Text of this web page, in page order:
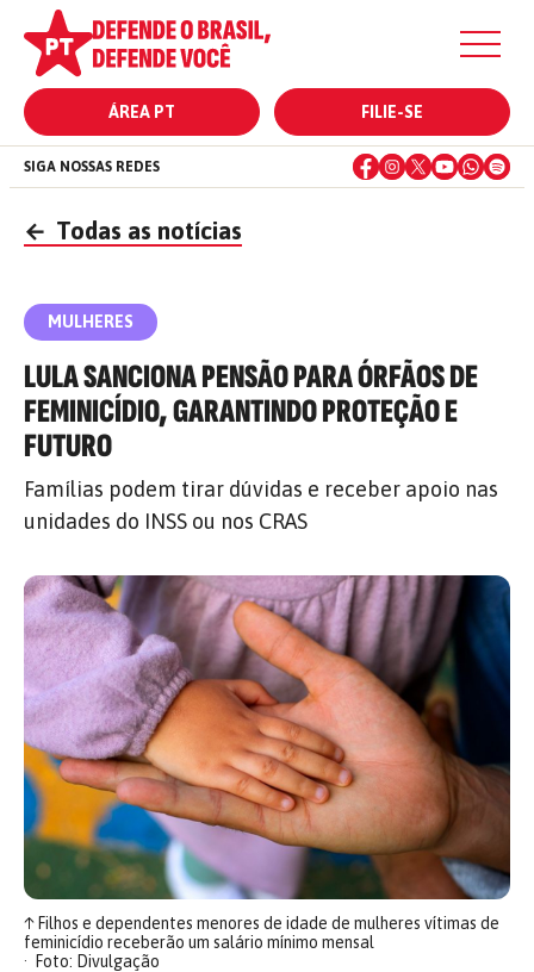
ÁREA PT FILIE-SE
SIGA NOSSAS REDES
← Todas as notícias
MULHERES
LULA SANCIONA PENSÃO PARA ÓRFÃOS DE
FEMINICÍDIO, GARANTINDO PROTEÇÃO E
FUTURO
Famílias podem tirar dúvidas e receber apoio nas
unidades do INSS ou nos CRAS
↑Filhos e dependentes menores de idade de mulheres vítimas de
feminicídio receberão um salário mínimo mensal
Foto: Divulgação